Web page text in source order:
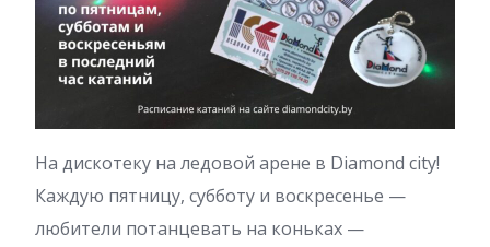
На дискотеку на ледовой арене в Diamond city!
Каждую пятницу, субботу и воскресенье —
любители потанцевать на коньках —